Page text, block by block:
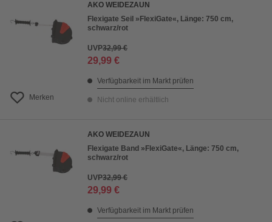
Merken
AKO WEIDEZAUN
Flexigate Seil »FlexiGate«, Länge: 750 cm,
schwarz/rot
UVP32,99 €
29,99 €
Verfügbarkeit im Markt prüfen
Nicht online erhältlich
AKO WEIDEZAUN
Flexigate Band »FlexiGate«, Länge: 750 cm,
schwarz/rot
UVP32,99 €
29,99 €
Verfügbarkeit im Markt prüfen